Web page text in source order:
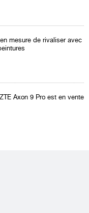
mesure de rivaliser avec
Axon 9 Pro est en vente